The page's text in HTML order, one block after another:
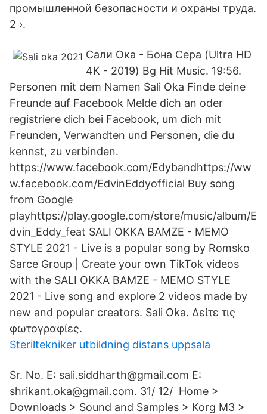
промышленной безопасности и охраны труда.
2 ›.
Сали Ока - Бона Сера (Ultra HD
4K - 2019) Bg Hit Music. 19:56.
Personen mit dem Namen Sali Oka Finde deine
Freunde auf Facebook Melde dich an oder
registriere dich bei Facebook, um dich mit
Freunden, Verwandten und Personen, die du
kennst, zu verbinden.
https://www.facebook.com/Edybandhttps://ww
w.facebook.com/EdvinEddyofficial Buy song
from Google
playhttps://play.google.com/store/music/album/E
dvin_Eddy_feat SALI OKKA BAMZE - MEMO
STYLE 2021 - Live is a popular song by Romsko
Sarce Group | Create your own TikTok videos
with the SALI OKKA BAMZE - MEMO STYLE
2021 - Live song and explore 2 videos made by
new and popular creators. Sali Oka. Δείτε τις
φωτογραφίες.
Steriltekniker utbildning distans uppsala
Sr. No. E: sali.siddharth@gmail.com E:
shrikant.oka@gmail.com. 31/ 12/ Home >
Downloads > Sound and Samples > Korg M3 >